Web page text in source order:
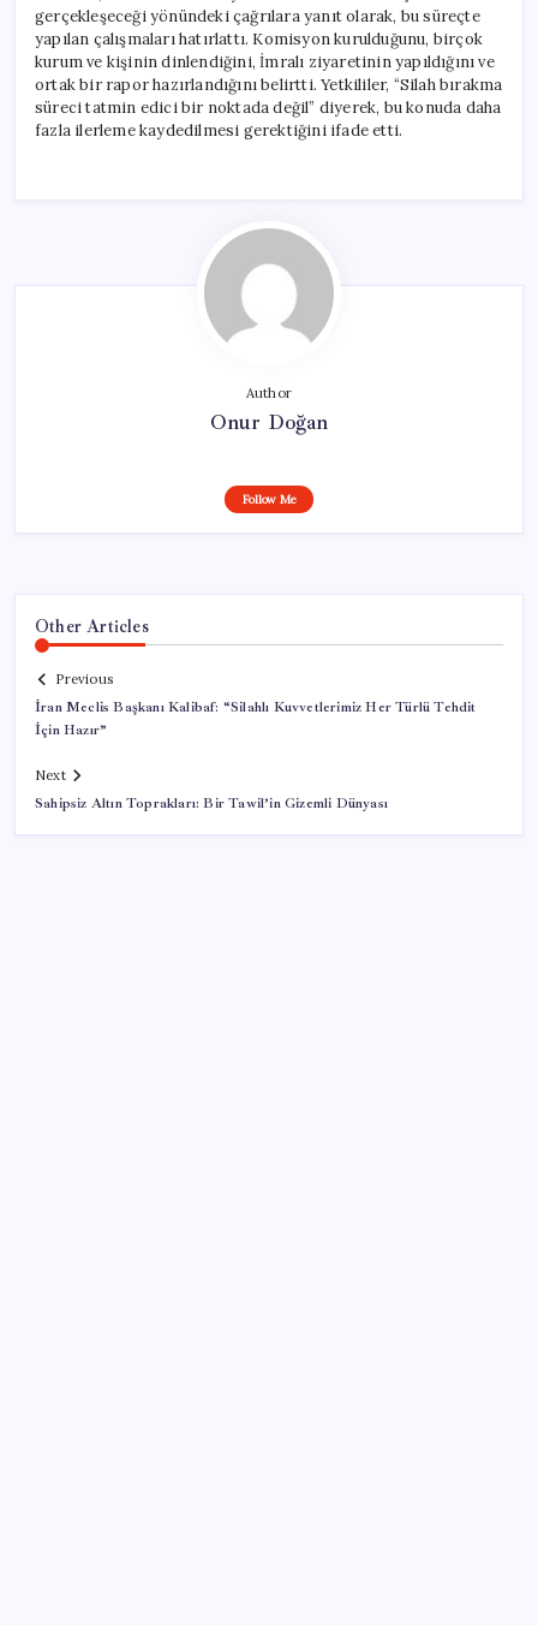
gerçekleşeceği yönündeki çağrılara yanıt olarak, bu süreçte
yapılan çalışmaları hatırlattı. Komisyon kurulduğunu, birçok
kurum ve kişinin dinlendiğini, İmralı ziyaretinin yapıldığını ve
ortak bir rapor hazırlandığını belirtti. Yetkililer, “Silah bırakma
süreci tatmin edici bir noktada değil” diyerek, bu konuda daha
fazla ilerleme kaydedilmesi gerektiğini ifade etti.
Author
Onur Doğan
Follow Me
Other Articles
Previous
İran Meclis Başkanı Kalibaf: “Silahlı Kuvvetlerimiz Her Türlü Tehdit
İçin Hazır”
Next
Sahipsiz Altın Toprakları: Bir Tawil’in Gizemli Dünyası